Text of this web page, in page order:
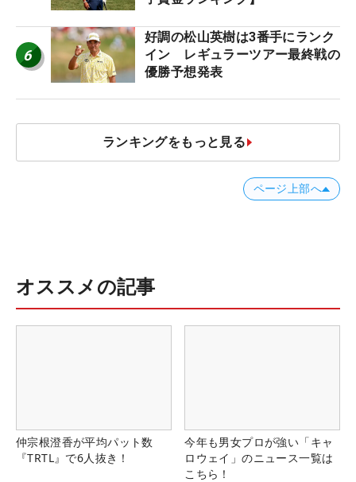
6
好調の松山英樹は3番手にランク
イン レギュラーツアー最終戦の
優勝予想発表
ランキングをもっと見る
ページ上部へ
オススメの記事
仲宗根澄香が平均パット数
『TRTL』で6人抜き！
今年も男女プロが強い「キャ
ロウェイ」のニュース一覧は
こちら！